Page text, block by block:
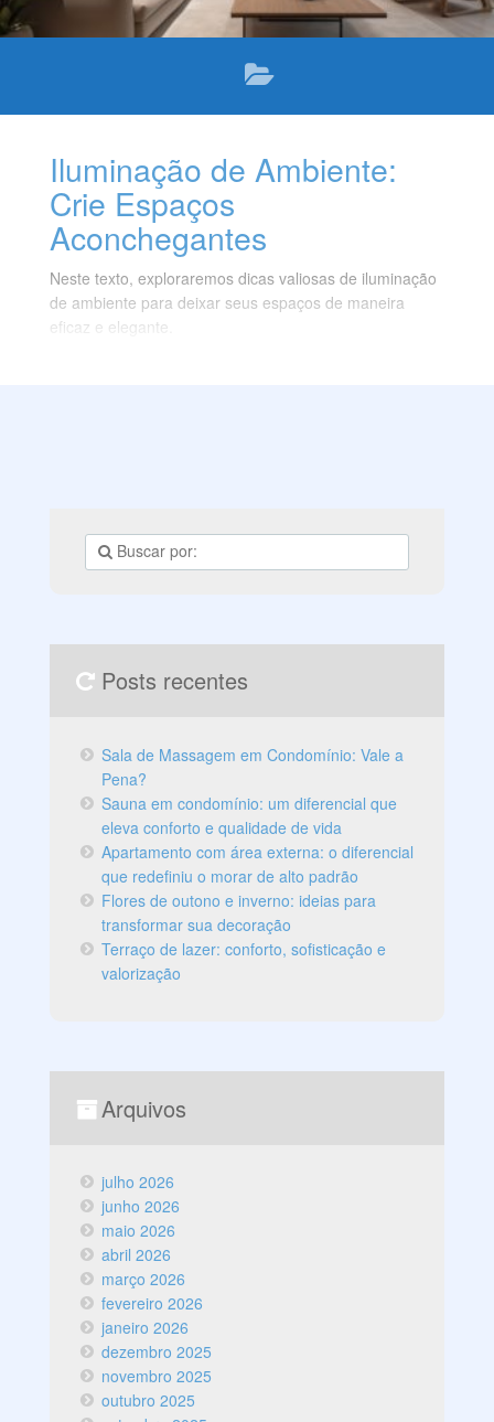
Iluminação de Ambiente:
Crie Espaços
Aconchegantes
Neste texto, exploraremos dicas valiosas de iluminação
de ambiente para deixar seus espaços de maneira
eficaz e elegante.
Posts recentes
Sala de Massagem em Condomínio: Vale a
Pena?
Sauna em condomínio: um diferencial que
eleva conforto e qualidade de vida
Apartamento com área externa: o diferencial
que redefiniu o morar de alto padrão
Flores de outono e inverno: ideias para
transformar sua decoração
Terraço de lazer: conforto, sofisticação e
valorização
Arquivos
julho 2026
junho 2026
maio 2026
abril 2026
março 2026
fevereiro 2026
janeiro 2026
dezembro 2025
novembro 2025
outubro 2025